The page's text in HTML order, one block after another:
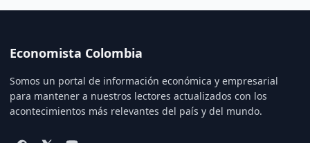
Economista Colombia
Somos un portal de información económica y empresarial
para mantener a nuestros lectores actualizados con los
acontecimientos más relevantes del país y del mundo.